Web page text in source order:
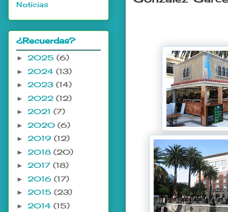
Noticias
¿Recuerdas?
► 2025 (6)
► 2024 (13)
► 2023 (14)
► 2022 (12)
► 2021 (7)
► 2020 (6)
► 2019 (12)
► 2018 (20)
► 2017 (18)
► 2016 (17)
► 2015 (23)
► 2014 (15)